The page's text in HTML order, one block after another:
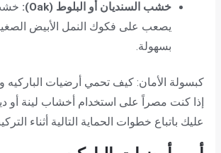
خشب السنديان أو البلوط (Oak):
يصعب على فكوك النمل الأبيض
بسهولة.
كبسولة الأمان: كيف تحمي أرضيات الباركيه
إذا كنت مصراً على استخدام أخشاب لينة أو
عليك باتباع خطوات الحماية التالية أثناء